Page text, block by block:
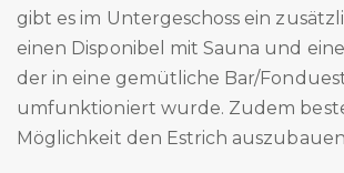
gibt es im Untergeschoss ein
einen Disponibel mit Sauna und
der in eine gemütliche Bar/
umfunktioniert wurde. Zudem
Möglichkeit den Estrich